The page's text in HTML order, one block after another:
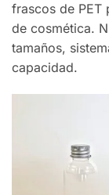
frascos de PET
de cosmética.
tamaños,
capacidad.